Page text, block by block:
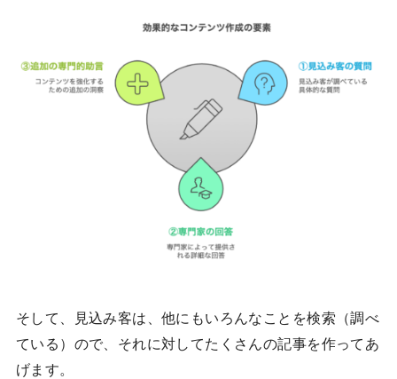
そして、見込み客は、他にもいろんなことを検索（調べ
ている）ので、それに対してたくさんの記事を作ってあ
げます。